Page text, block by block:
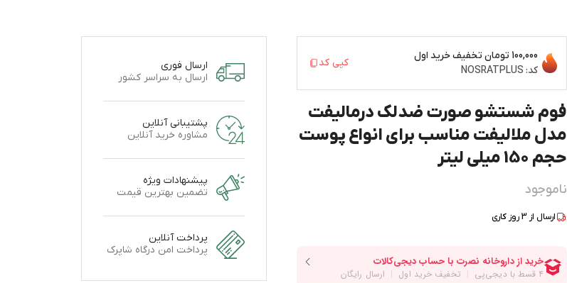
100,000 تومان
تخفیف خرید اول
کد: NOSRATPLUS
کپی کد
فوم شستشو صورت ضدلک درمالیفت
مدل ملالیفت مناسب برای انواع پوست
حجم 150 میلی لیتر
ناموجود
ارسال از 3روز کاری
ارسال فوری
ارسال به سراسر کشور
پشتیبانی آنلاین
مشاوره خرید آنلاین
پیشنهادات ویژه
تضمین بهترین قیمت
پرداخت آنلاین
پرداخت امن درگاه شاپرک